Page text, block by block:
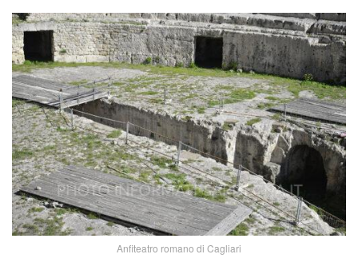
Anfiteatro romano di Cagliari